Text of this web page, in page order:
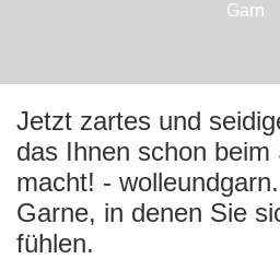
Garn
Jetzt zartes und
das Ihnen schon
macht! -
Garne, in denen Sie
fühlen.